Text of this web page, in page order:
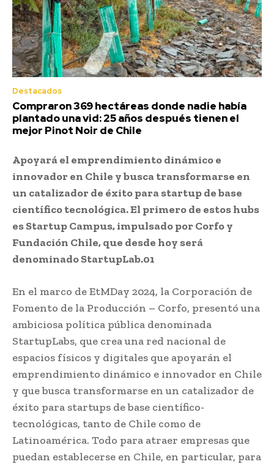
Destacados
Compraron 369 hectáreas donde nadie había
plantado una vid: 25 años después tienen el
mejor Pinot Noir de Chile
Apoyará el emprendimiento dinámico e
innovador en Chile y busca transformarse en
un catalizador de éxito para startup de base
científico tecnológica. El primero de estos hubs
es Startup Campus, impulsado por Corfo y
Fundación Chile, que desde hoy será
denominado StartupLab.01
En el marco de EtMDay 2024, la Corporación de
Fomento de la Producción – Corfo, presentó una
ambiciosa política pública denominada
StartupLabs, que crea una red nacional de
espacios físicos y digitales que apoyarán el
emprendimiento dinámico e innovador en Chile
y que busca transformarse en un catalizador de
éxito para startups de base científico-
tecnológicas, tanto de Chile como de
Latinoamérica. Todo para atraer empresas que
puedan establecerse en Chile, en particular, para